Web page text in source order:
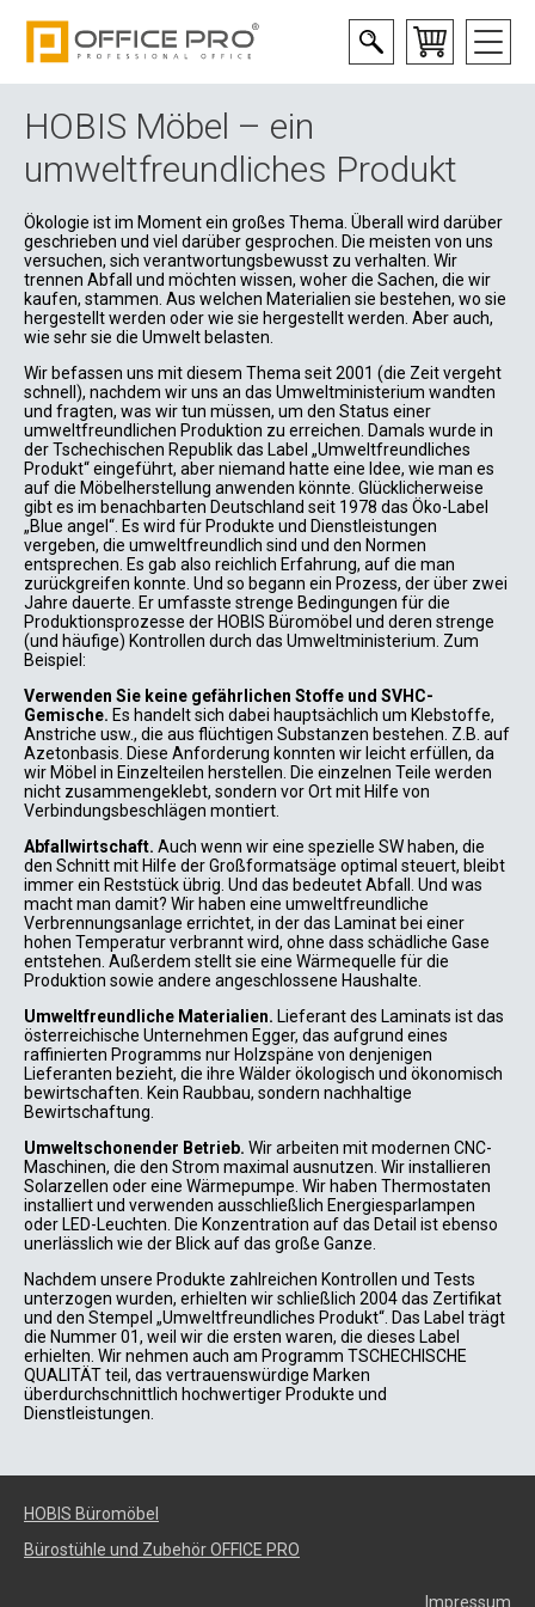
HOBIS Möbel – ein
umweltfreundliches Produkt
Ökologie ist im Moment ein großes Thema. Überall wird darüber
geschrieben und viel darüber gesprochen. Die meisten von uns
versuchen, sich verantwortungsbewusst zu verhalten. Wir
trennen Abfall und möchten wissen, woher die Sachen, die wir
kaufen, stammen. Aus welchen Materialien sie bestehen, wo sie
hergestellt werden oder wie sie hergestellt werden. Aber auch,
wie sehr sie die Umwelt belasten.
Wir befassen uns mit diesem Thema seit 2001 (die Zeit vergeht
schnell), nachdem wir uns an das Umweltministerium wandten
und fragten, was wir tun müssen, um den Status einer
umweltfreundlichen Produktion zu erreichen. Damals wurde in
der Tschechischen Republik das Label „Umweltfreundliches
Produkt“ eingeführt, aber niemand hatte eine Idee, wie man es
auf die Möbelherstellung anwenden könnte. Glücklicherweise
gibt es im benachbarten Deutschland seit 1978 das Öko-Label
„Blue angel“. Es wird für Produkte und Dienstleistungen
vergeben, die umweltfreundlich sind und den Normen
entsprechen. Es gab also reichlich Erfahrung, auf die man
zurückgreifen konnte. Und so begann ein Prozess, der über zwei
Jahre dauerte. Er umfasste strenge Bedingungen für die
Produktionsprozesse der HOBIS Büromöbel und deren strenge
(und häufige) Kontrollen durch das Umweltministerium. Zum
Beispiel:
Verwenden Sie keine gefährlichen Stoffe und SVHC-
Gemische. Es handelt sich dabei hauptsächlich um Klebstoffe,
Anstriche usw., die aus flüchtigen Substanzen bestehen. Z.B. auf
Azetonbasis. Diese Anforderung konnten wir leicht erfüllen, da
wir Möbel in Einzelteilen herstellen. Die einzelnen Teile werden
nicht zusammengeklebt, sondern vor Ort mit Hilfe von
Verbindungsbeschlägen montiert.
Abfallwirtschaft. Auch wenn wir eine spezielle SW haben, die
den Schnitt mit Hilfe der Großformatsäge optimal steuert, bleibt
immer ein Reststück übrig. Und das bedeutet Abfall. Und was
macht man damit? Wir haben eine umweltfreundliche
Verbrennungsanlage errichtet, in der das Laminat bei einer
hohen Temperatur verbrannt wird, ohne dass schädliche Gase
entstehen. Außerdem stellt sie eine Wärmequelle für die
Produktion sowie andere angeschlossene Haushalte.
Umweltfreundliche Materialien. Lieferant des Laminats ist das
österreichische Unternehmen Egger, das aufgrund eines
raffinierten Programms nur Holzspäne von denjenigen
Lieferanten bezieht, die ihre Wälder ökologisch und ökonomisch
bewirtschaften. Kein Raubbau, sondern nachhaltige
Bewirtschaftung.
Umweltschonender Betrieb. Wir arbeiten mit modernen CNC-
Maschinen, die den Strom maximal ausnutzen. Wir installieren
Solarzellen oder eine Wärmepumpe. Wir haben Thermostaten
installiert und verwenden ausschließlich Energiesparlampen
oder LED-Leuchten. Die Konzentration auf das Detail ist ebenso
unerlässlich wie der Blick auf das große Ganze.
Nachdem unsere Produkte zahlreichen Kontrollen und Tests
unterzogen wurden, erhielten wir schließlich 2004 das Zertifikat
und den Stempel „Umweltfreundliches Produkt“. Das Label trägt
die Nummer 01, weil wir die ersten waren, die dieses Label
erhielten. Wir nehmen auch am Programm TSCHECHISCHE
QUALITÄT teil, das vertrauenswürdige Marken
überdurchschnittlich hochwertiger Produkte und
Dienstleistungen.
HOBIS Büromöbel
Bürostühle und Zubehör OFFICE PRO
Impressum